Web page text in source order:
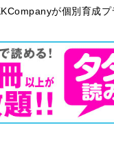
が個別育成